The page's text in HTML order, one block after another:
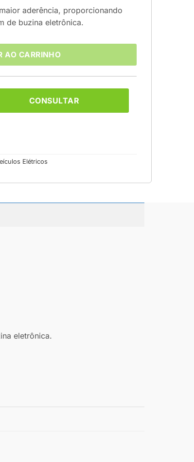
aderência, proporcionando
de buzina eletrônica.
AO CARRINHO
CONSULTAR
Elétricos
eletrônica.